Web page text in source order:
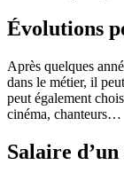
Évolutions
Après quelques
dans le métier, il
peut également
cinéma, chanteurs…
Salaire